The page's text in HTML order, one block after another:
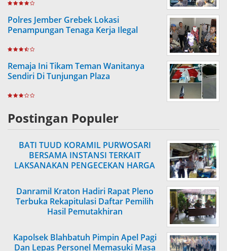
Polres Jember Grebek Lokasi
Penampungan Tenaga Kerja Ilegal
Remaja Ini Tikam Teman Wanitanya
Sendiri Di Tunjungan Plaza
Postingan Populer
BATI TUUD KORAMIL PURWOSARI
BERSAMA INSTANSI TERKAIT
LAKSANAKAN PENGECEKAN HARGA
Danramil Kraton Hadiri Rapat Pleno
Terbuka Rekapitulasi Daftar Pemilih
Hasil Pemutakhiran
Kapolsek Blahbatuh Pimpin Apel Pagi
Dan Lepas Personel Memasuki Masa